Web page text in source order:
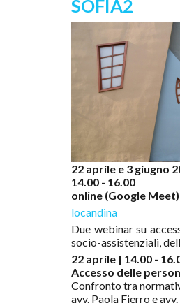
SOFIA2
22 aprile e 3 giugno
14.00 - 16.00
online (Google Meet)
locandina
Due webinar su
socio-assistenziali,
22 aprile | 14.00 -
Accesso delle
Confronto tra
avv. Paola Fierro e